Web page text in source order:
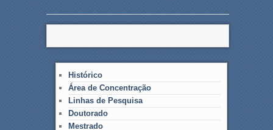
Histórico
Área de Concentração
Linhas de Pesquisa
Doutorado
Mestrado